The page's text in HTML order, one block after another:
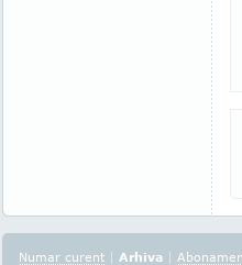
Numar curent | Arhiva |